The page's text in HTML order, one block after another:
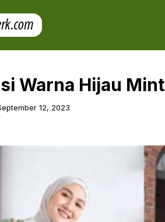
Warna Hijau Mint
12, 2023